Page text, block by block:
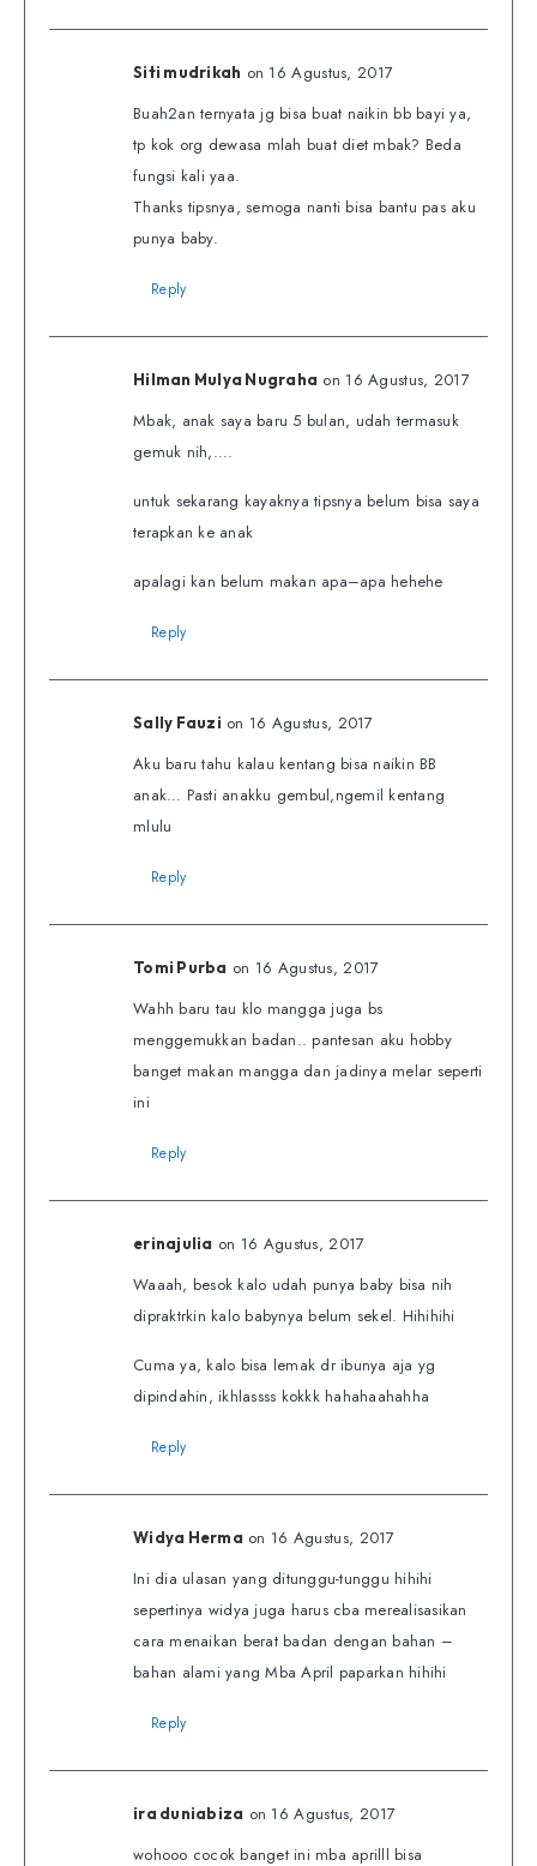
Siti mudrikah on 16 Agustus, 2017
Buah2an ternyata jg bisa buat naikin bb bayi ya,
tp kok org dewasa mlah buat diet mbak? Beda
fungsi kali yaa.
Thanks tipsnya, semoga nanti bisa bantu pas aku
punya baby.
Reply
Hilman Mulya Nugraha on 16 Agustus, 2017
Mbak, anak saya baru 5 bulan, udah termasuk
gemuk nih,….
untuk sekarang kayaknya tipsnya belum bisa saya
terapkan ke anak
apalagi kan belum makan apa–apa hehehe
Reply
Sally Fauzi on 16 Agustus, 2017
Aku baru tahu kalau kentang bisa naikin BB
anak… Pasti anakku gembul,ngemil kentang
mlulu
Reply
Tomi Purba on 16 Agustus, 2017
Wahh baru tau klo mangga juga bs
menggemukkan badan.. pantesan aku hobby
banget makan mangga dan jadinya melar seperti
ini
Reply
erinajulia on 16 Agustus, 2017
Waaah, besok kalo udah punya baby bisa nih
dipraktrkin kalo babynya belum sekel. Hihihihi
Cuma ya, kalo bisa lemak dr ibunya aja yg
dipindahin, ikhlassss kokkk hahahaahahha
Reply
Widya Herma on 16 Agustus, 2017
Ini dia ulasan yang ditunggu-tunggu hihihi
sepertinya widya juga harus cba merealisasikan
cara menaikan berat badan dengan bahan –
bahan alami yang Mba April paparkan hihihi
Reply
ira duniabiza on 16 Agustus, 2017
wohooo cocok banget ini mba aprilll bisa